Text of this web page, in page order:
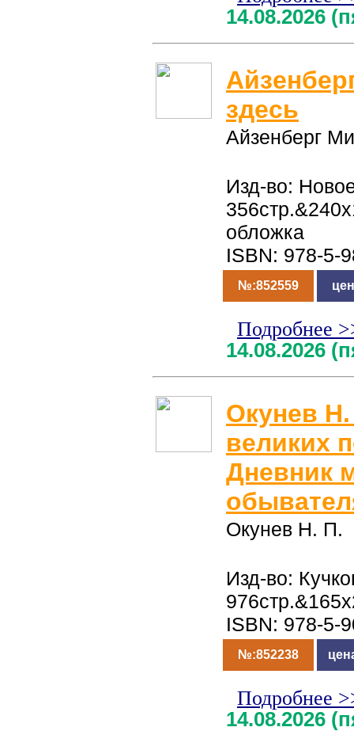
14.08.2026
здесь
Айзенберг
Изд-во:
обложка
ISBN: 978-5-
№:852559
Подробнее
14.08.2026
Окунев
великих
Дневник
Окунев Н. П.
Изд-во:
ISBN: 978-5-
№:852238
Подробнее
14.08.2026